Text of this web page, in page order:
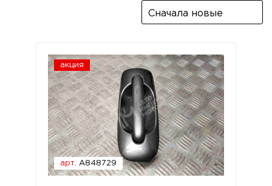
Сначала новые
акция
арт. A848729